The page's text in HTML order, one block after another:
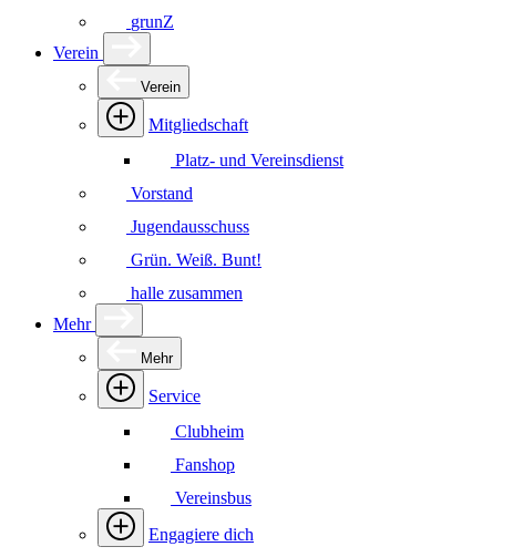
grunZ
Verein
Verein
Mitgliedschaft
Platz- und Vereinsdienst
Vorstand
Jugendausschuss
Grün. Weiß. Bunt!
halle zusammen
Mehr
Mehr
Service
Clubheim
Fanshop
Vereinsbus
Engagiere dich